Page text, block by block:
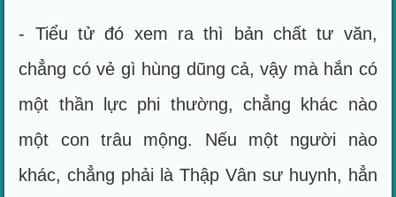
- Tiểu tử đó xem ra thì bản chất tư văn,
chẳng có vẻ gì hùng dũng cả, vậy mà hắn có
một thần lực phi thường, chẳng khác nào
một con trâu mộng. Nếu một người nào
khác, chẳng phải là Thập Vân sư huynh, hẳn